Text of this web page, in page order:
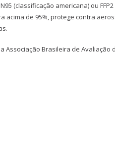
(classificação americana) ou
acima de 95%, protege contra
Associação Brasileira de Avaliação